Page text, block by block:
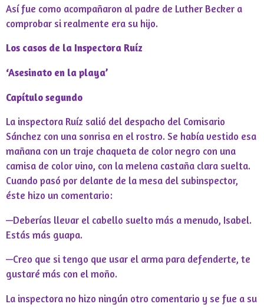
Así fue como acompañaron al padre de Luther Becker a
comprobar si realmente era su hijo.
Los casos de la Inspectora Ruíz
‘Asesinato en la playa’
Capítulo segundo
La inspectora Ruíz salió del despacho del Comisario
Sánchez con una sonrisa en el rostro. Se había vestido esa
mañana con un traje chaqueta de color negro con una
camisa de color vino, con la melena castaña clara suelta.
Cuando pasó por delante de la mesa del subinspector,
éste hizo un comentario:
—Deberías llevar el cabello suelto más a menudo, Isabel.
Estás más guapa.
—Creo que si tengo que usar el arma para defenderte, te
gustaré más con el moño.
La inspectora no hizo ningún otro comentario y se fue a su